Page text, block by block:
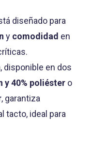
diseñado para
y comodidad en
, disponible en dos
y 40% poliéstero
, garantiza
tacto, ideal para